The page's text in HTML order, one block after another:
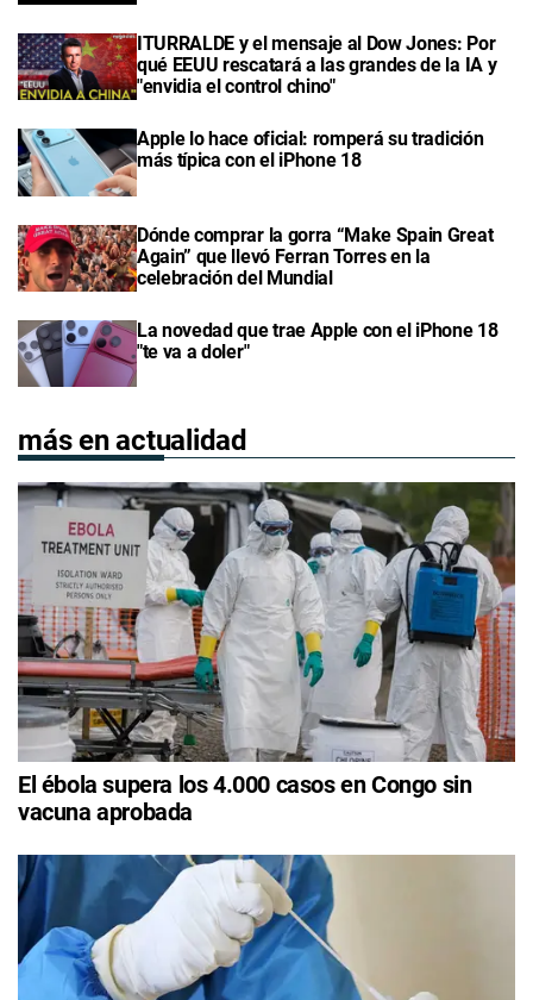
ITURRALDE y el mensaje al Dow Jones: Por
qué EEUU rescatará a las grandes de la IA y
"envidia el control chino"
Apple lo hace oficial: romperá su tradición
más típica con el iPhone 18
Dónde comprar la gorra “Make Spain Great
Again” que llevó Ferran Torres en la
celebración del Mundial
La novedad que trae Apple con el iPhone 18
"te va a doler"
más en actualidad
El ébola supera los 4.000 casos en Congo sin
vacuna aprobada